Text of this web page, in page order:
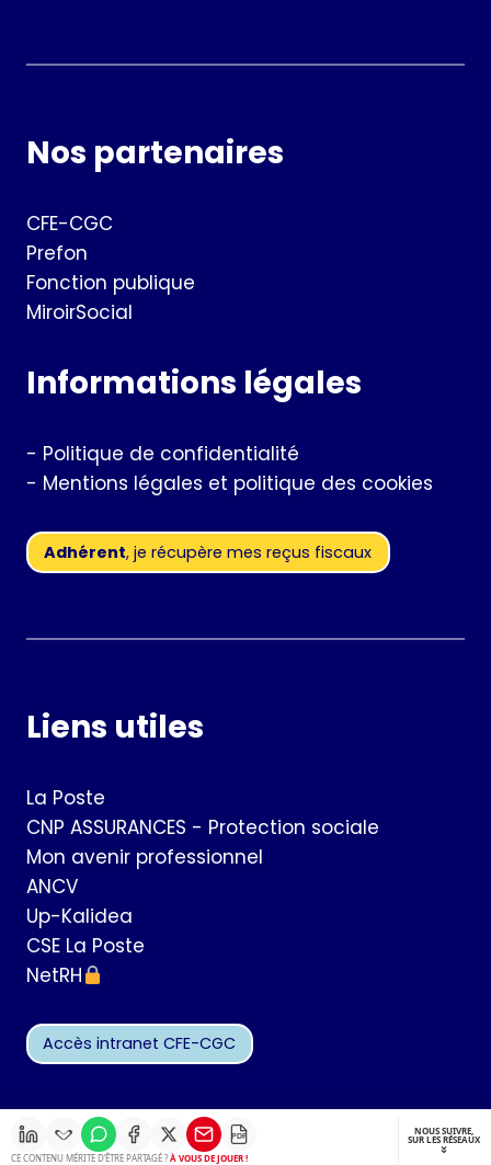
PDF
CE CONTENU MÉRITE D’ÊTRE PARTAGÉ ?À VOUS DE JOUER !
NOUS SUIVRE,
SUR LES RÉSEAUX
Nos partenaires
CFE-CGC
Prefon
Fonction publique
MiroirSocial
Informations légales
- Politique de confidentialité
- Mentions légales et politique des cookies
Adhérent, je récupère mes reçus fiscaux
Liens utiles
La Poste
CNP ASSURANCES - Protection sociale
Mon avenir professionnel
ANCV
Up-Kalidea
CSE La Poste
NetRH
Accès intranet CFE-CGC